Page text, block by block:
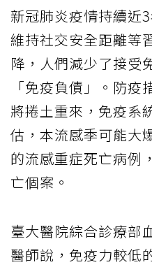
新冠肺炎疫情持續近
維持社交安全距離等
降，人們減少了接受
「免疫負債」。防
將捲土重來，免疫系
估，本流感季可能大
的流感重症死亡病例
亡個案。
臺大醫院綜合診療部
醫師說，免疫力較低